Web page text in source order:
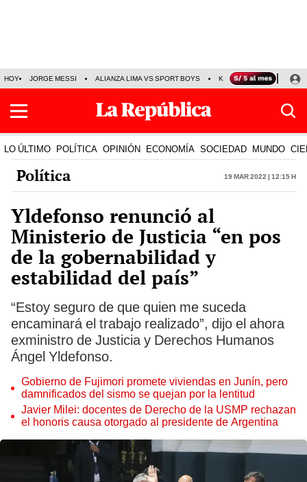
HOY JORGE MESSI ALIANZA LIMA VS SPORT BOYS KENJI FUJIMORI
LO ÚLTIMO POLÍTICA OPINIÓN ECONOMÍA SOCIEDAD MUNDO
Política 19 Mar 2022 | 12:15 h
Yldefonso renunció al
Ministerio de Justicia “en pos
de la gobernabilidad y
estabilidad del país”
“Estoy seguro de que quien me suceda
encaminará el trabajo realizado”, dijo el ahora
exministro de Justicia y Derechos Humanos
Ángel Yldefonso.
Gobierno de Fujimori promete viviendas en Junín, pero
damnificados del sismo se quejan por la lentitud
Javier Milei: docentes de Derecho de la USMP rechazan
el honoris causa otorgado al presidente de Argentina